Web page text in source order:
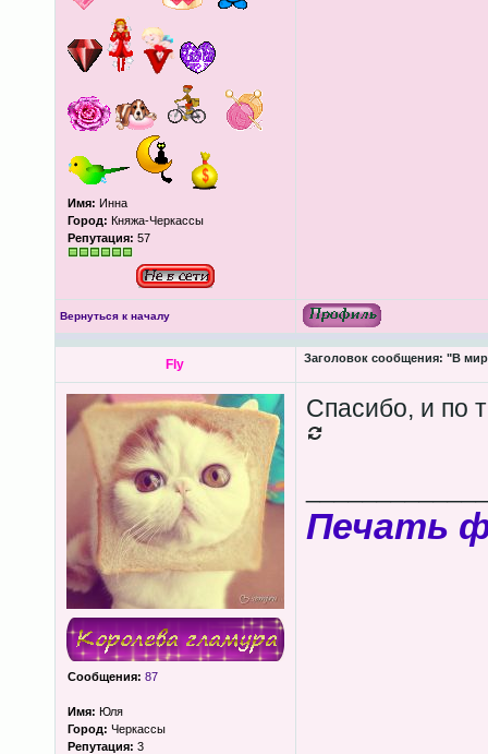
Имя: Инна
Город: Княжа-Черкассы
Репутация: 57
Вернуться к началу
Fly Заголовок сообщения: "В
Сообщения: 87
Имя: Юля
Город: Черкассы
Репутация: 3
Спасибо, и по
Печать